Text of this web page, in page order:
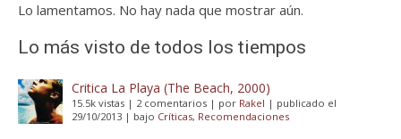
Lo lamentamos. No hay nada que mostrar aún.
Lo más visto de todos los tiempos
Critica La Playa (The Beach, 2000)
15.5k vistas | 2 comentarios | por Rakel | publicado el
29/10/2013 | bajo Críticas, Recomendaciones